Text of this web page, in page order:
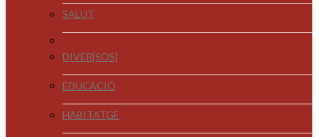
SALUT
DIVER[SOS]
EDUCACIÓ
HABITATGE